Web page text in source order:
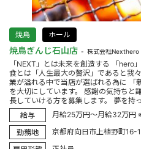
焼鳥 ホール
焼鳥ぎんじ石山店 株式会社Nexthero
「NEXT」とは未来を創造する 「hero
食とは「人生最大の贅沢」であると我
業が溢れる中で当店が選ばれる為に 「
を大切にしています。 感謝の気持ちと
長していける方を募集します。 夢を持
給与
月給25万円～月給32万円
勤務地
京都府向日市上植野町16-1